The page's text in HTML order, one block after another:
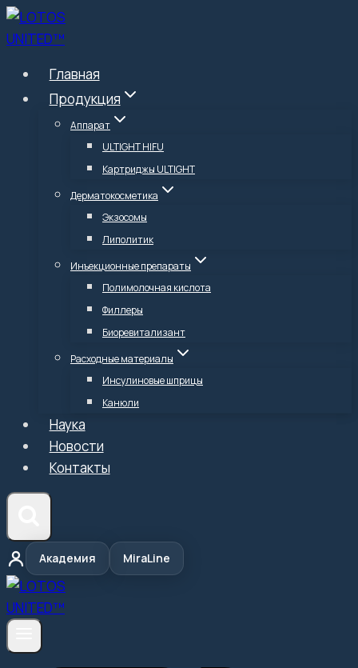
Перейти
к
Главная
Продукция
Аппарат
ULTIGHT HIFU
Картриджы ULTIGHT
Дерматокосметика
Экзосомы
Липолитик
Инъекционные препараты
Полимолочная кислота
Филлеры
Биоревитализант
Расходные материалы
Инсулиновые шприцы
Канюли
Наука
Новости
Контакты
Академия MiraLine